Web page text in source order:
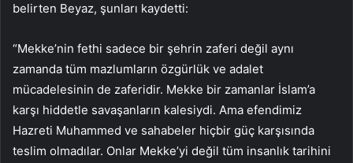
belirten Beyaz, şunları kaydetti:
“Mekke’nin fethi sadece bir şehrin zaferi değil aynı
zamanda tüm mazlumların özgürlük ve adalet
mücadelesinin de zaferidir. Mekke bir zamanlar İslam’a
karşı hiddetle savaşanların kalesiydi. Ama efendimiz
Hazreti Muhammed ve sahabeler hiçbir güç karşısında
teslim olmadılar. Onlar Mekke’yi değil tüm insanlık tarihini